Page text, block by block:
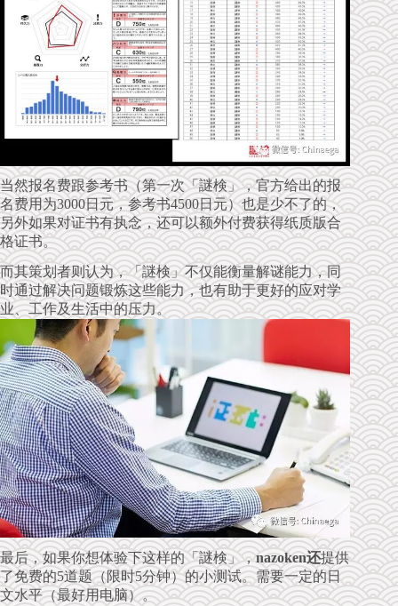
当然报名费跟参考书（第一次「謎検」，官方给出的报
名费用为3000日元，参考书4500日元）也是少不了的，
另外如果对证书有执念，还可以额外付费获得纸质版合
格证书。
而其策划者则认为，「謎検」不仅能衡量解谜能力，同
时通过解决问题锻炼这些能力，也有助于更好的应对学
业、工作及生活中的压力。
最后，如果你想体验下这样的「謎検」，nazoken还提供
了免费的5道题（限时5分钟）的小测试。需要一定的日
文水平（最好用电脑）。